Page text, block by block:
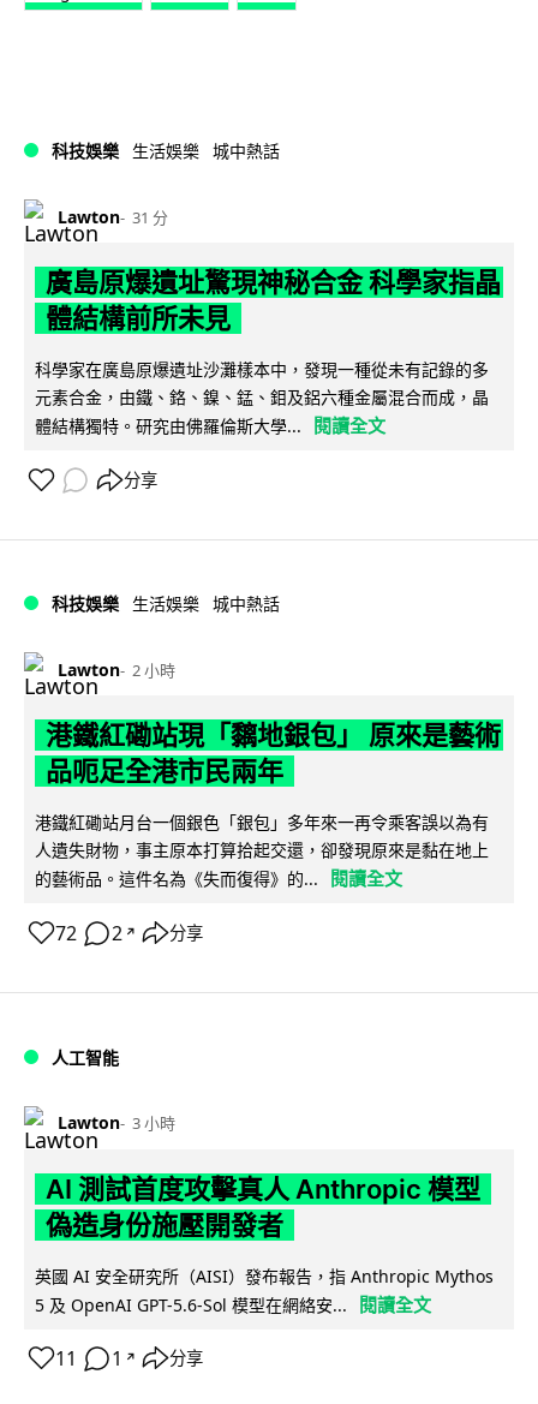
科技娛樂 生活娛樂 城中熱話
Lawton 31 分
廣島原爆遺址驚現神秘合金 科學家指晶
體結構前所未見
科學家在廣島原爆遺址沙灘樣本中，發現一種從未有記錄的多
元素合金，由鐵、鉻、鎳、錳、鉬及鋁六種金屬混合而成，晶
體結構獨特。研究由佛羅倫斯大學...
閱讀全文
分享
科技娛樂 生活娛樂 城中熱話
Lawton 2 小時
港鐵紅磡站現「黐地銀包」 原來是藝術
品呃足全港市民兩年
港鐵紅磡站月台一個銀色「銀包」多年來一再令乘客誤以為有
人遺失財物，事主原本打算拾起交還，卻發現原來是黏在地上
的藝術品。這件名為《失而復得》的...
閱讀全文
72 2 ↗ 分享
人工智能
Lawton 3 小時
AI 測試首度攻擊真人 Anthropic 模型
偽造身份施壓開發者
英國 AI 安全研究所（AISI）發布報告，指 Anthropic Mythos
5 及 OpenAI GPT-5.6-Sol 模型在網絡安...
閱讀全文
11 1 ↗ 分享